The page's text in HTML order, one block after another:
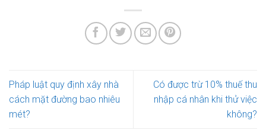
Pháp luật quy định xây nhà
cách mặt đường bao nhiêu
mét?
Có được trừ 10% thuế thu
nhập cá nhân khi thử việc
không?